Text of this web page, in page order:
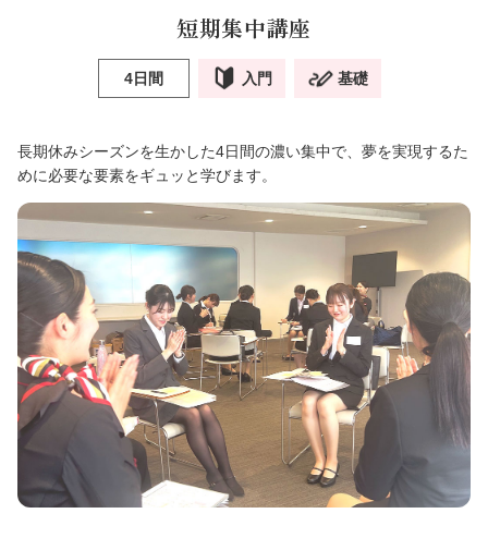
短期集中講座
4日間 入門 基礎
長期休みシーズンを生かした4日間の濃い集中で、夢を実現するた
めに必要な要素をギュッと学びます。